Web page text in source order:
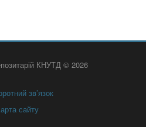
КНУТД © 2026
зв’язок
сайту